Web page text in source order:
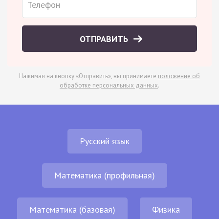
ОТПРАВИТЬ
Нажимая на кнопку «Отправить», вы принимаете положение об
обработке персональных данных.
Русский язык
Математика (профильная)
Математика (базовая) Физика